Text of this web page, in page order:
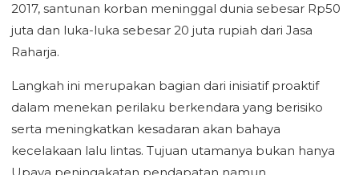
2017, santunan korban meninggal dunia sebesar Rp50
juta dan luka-luka sebesar 20 juta rupiah dari Jasa
Raharja.
Langkah ini merupakan bagian dari inisiatif proaktif
dalam menekan perilaku berkendara yang berisiko
serta meningkatkan kesadaran akan bahaya
kecelakaan lalu lintas. Tujuan utamanya bukan hanya